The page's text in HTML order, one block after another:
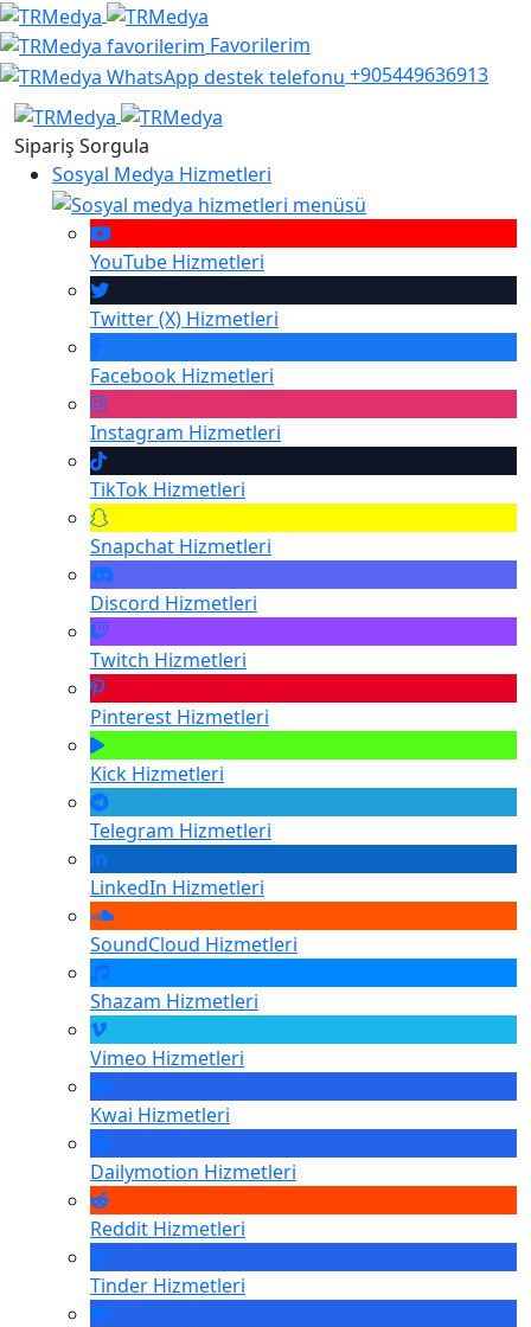
Favorilerim
+905449636913
Sipariş Sorgula
Sosyal Medya Hizmetleri
YouTube Hizmetleri
Twitter (X) Hizmetleri
Facebook Hizmetleri
Instagram Hizmetleri
TikTok Hizmetleri
Snapchat Hizmetleri
Discord Hizmetleri
Twitch Hizmetleri
Pinterest Hizmetleri
Kick Hizmetleri
Telegram Hizmetleri
LinkedIn Hizmetleri
SoundCloud Hizmetleri
Shazam Hizmetleri
Vimeo Hizmetleri
Kwai Hizmetleri
Dailymotion Hizmetleri
Reddit Hizmetleri
Tinder Hizmetleri